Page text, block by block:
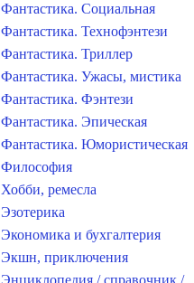
Фантастика. Социальная
Фантастика. Технофэнтези
Фантастика. Триллер
Фантастика. Ужасы, мистика
Фантастика. Фэнтези
Фантастика. Эпическая
Фантастика. Юмористическая
Философия
Хобби, ремесла
Эзотерика
Экономика и бухгалтерия
Экшн, приключения
Энциклопедия / справочник /